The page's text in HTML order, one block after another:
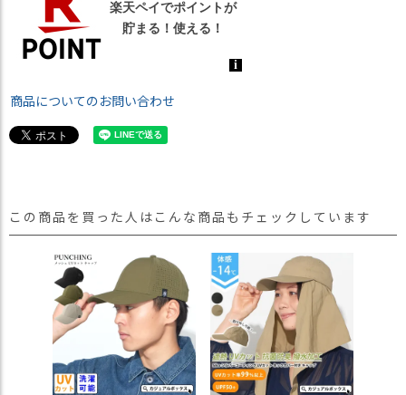
商品についてのお問い合わせ
この商品を買った人はこんな商品もチェックしています